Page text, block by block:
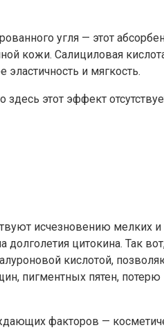
угля — этот
кожи. Салициловая
и мягкость.
здесь этот эффект
исчезновению
цитокина. Так
кислотой,
пигментных пятен, потерю
факторов —